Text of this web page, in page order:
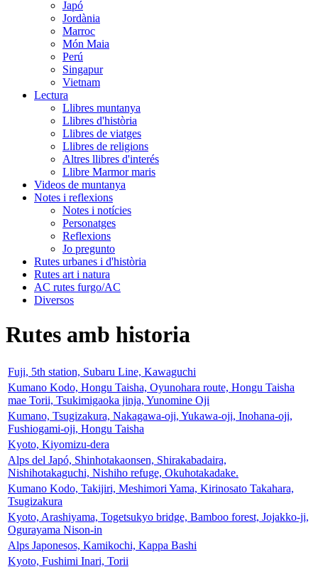
Japó
Jordània
Marroc
Món Maia
Perú
Singapur
Vietnam
Lectura
Llibres muntanya
Llibres d'història
Llibres de viatges
Llibres de religions
Altres llibres d'interés
Llibre Marmor maris
Videos de muntanya
Notes i reflexions
Notes i notícies
Personatges
Reflexions
Jo pregunto
Rutes urbanes i d'història
Rutes art i natura
AC rutes furgo/AC
Diversos
Rutes amb historia
Fuji, 5th station, Subaru Line, Kawaguchi
Kumano Kodo, Hongu Taisha, Oyunohara route, Hongu Taisha
mae Torii, Tsukimigaoka jinja, Yunomine Oji
Kumano, Tsugizakura, Nakagawa-oji, Yukawa-oji, Inohana-oji,
Fushiogami-oji, Hongu Taisha
Kyoto, Kiyomizu-dera
Alps del Japó, Shinhotakaonsen, Shirakabadaira,
Nishihotakaguchi, Nishiho refuge, Okuhotakadake.
Kumano Kodo, Takijiri, Meshimori Yama, Kirinosato Takahara,
Tsugizakura
Kyoto, Arashiyama, Togetsukyo bridge, Bamboo forest, Jojakko-ji,
Ogurayama Nison-in
Alps Japonesos, Kamikochi, Kappa Bashi
Kyoto, Fushimi Inari, Torii